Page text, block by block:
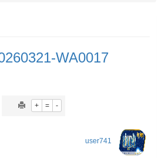
WA0017
+ = -
user741